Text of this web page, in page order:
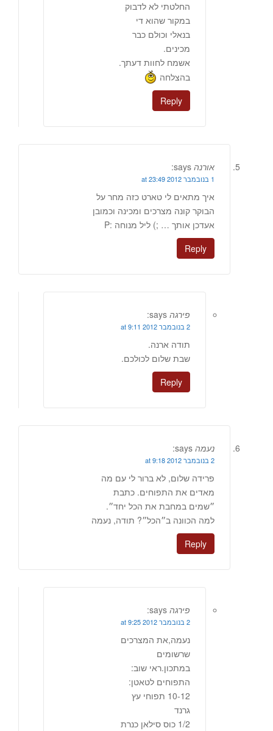
החלטתי לא לדבוק
במקור שהוא די
בנאלי וכולם כבר
מכינים.
אשמח לחוות דעתך.
בהצלחה
Reply
אורנה says:
1 בנובמבר 2012 at 23:49
איך מתאים לי טארט כזה מחר על
הבוקר קונה מצרכים ומכינה וכמובן
אעדכן אותך … ;) ליל מנוחה :P
Reply
פירגה says:
2 בנובמבר 2012 at 9:11
תודה ארנה.
שבת שלום לכולכם.
Reply
נעמה says:
2 בנובמבר 2012 at 9:18
פרידה שלום, לא ברור לי עם מה
מאדים את התפוחים. כתבת
״שמים במחבת את הכל יחד״.
למה הכוונה ב״הכל״? תודה, נעמה
Reply
פירגה says:
2 בנובמבר 2012 at 9:25
נעמה,את המצרכים
שרשומים
במתכון.ראי שוב:
התפוחים לטאטן:
10-12 תפוחי עץ
גרנד
1/2 כוס סילאן כנרת